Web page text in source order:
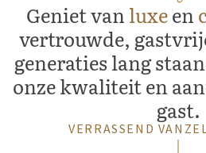
Geniet vanluxeen
vertrouwde,
generaties lang
onze kwaliteit en
gast.
VERRASSEND